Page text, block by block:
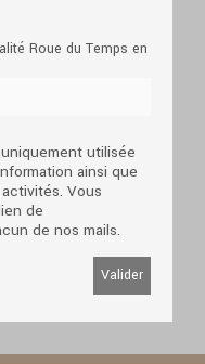
Roue du Temps en
utilisée
ainsi que
Vous
de
de nos mails.